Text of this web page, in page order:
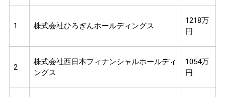
1 株式会社ひろぎんホールディングス
1218万
円
2
株式会社西日本フィナンシャルホールディ
ングス
1054万
円